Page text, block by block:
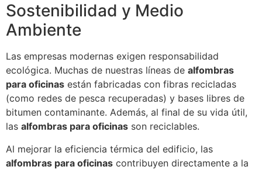
Sostenibilidad y Medio
Ambiente
Las empresas modernas exigen responsabilidad
ecológica. Muchas de nuestras líneas de alfombras
para oficinas están fabricadas con fibras recicladas
(como redes de pesca recuperadas) y bases libres de
bitumen contaminante. Además, al final de su vida útil,
las alfombras para oficinas son reciclables.
Al mejorar la eficiencia térmica del edificio, las
alfombras para oficinas contribuyen directamente a la